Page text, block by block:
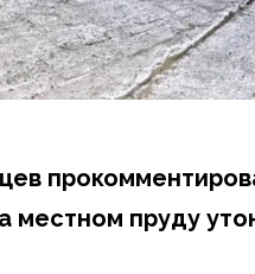
местном пруду